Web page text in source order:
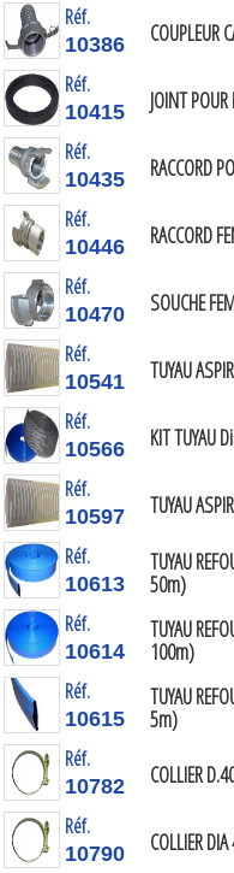
Réf.
10386
Réf.
10415 JOINT
Réf.
10435 RACCORD
Réf.
10446 RACCORD
Réf.
10470 SOUCHE
Réf.
10541 TUYAU
Réf.
10566 KIT
Réf.
10597 TUYAU
Réf.
10613
TUYAU
50m)
Réf.
10614
TUYAU
100m)
Réf.
10615
TUYAU
5m)
Réf.
10782 COLLIER
Réf.
10790 COLLIER